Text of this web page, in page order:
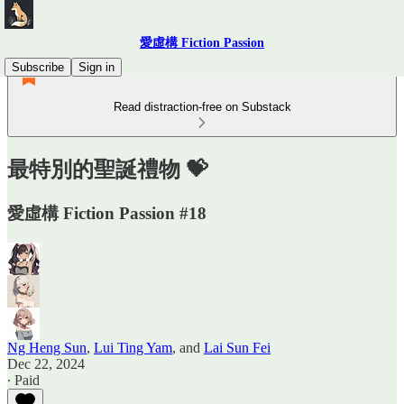
愛虛構 Fiction Passion
Subscribe
Sign in
Read distraction-free on Substack
最特別的聖誕禮物 💝
愛虛構 Fiction Passion #18
Ng Heng Sun, Lui Ting Yam, and Lai Sun Fei
Dec 22, 2024
∙ Paid